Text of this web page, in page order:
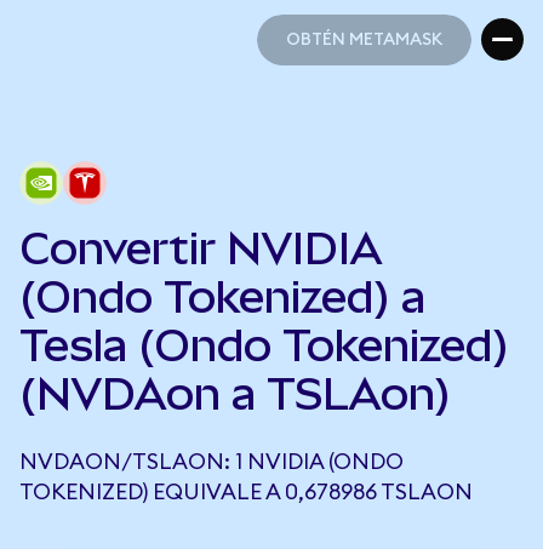
OBTÉN METAMASK
Convertir NVIDIA
(Ondo Tokenized) a
Tesla (Ondo Tokenized)
(NVDAon a TSLAon)
NVDAON/TSLAON: 1 NVIDIA (ONDO
TOKENIZED) EQUIVALE A 0,678986 TSLAON